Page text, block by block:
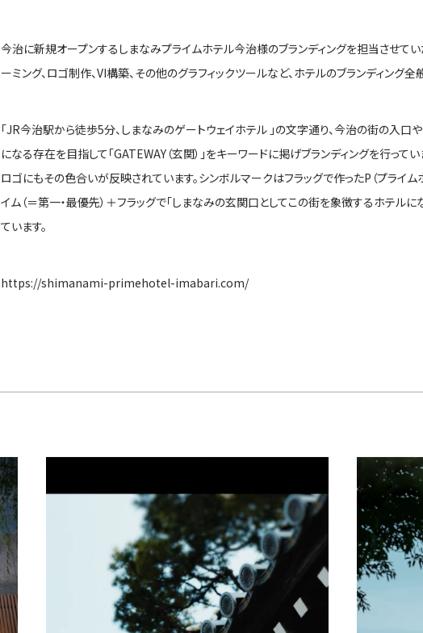
今治に新規オープンするしまなみプライムホテル今治様のブランディングを担当させてい
ーミング、ロゴ制作、VI構築、その他のグラフィックツールなど、ホテルのブランディング全
「JR今治駅から徒歩5分、しまなみのゲートウェイホテル 」の文字通り、今治の街の入口
になる存在を目指して「GATEWAY（玄関）」をキーワードに掲げブランディングを行ってい
ロゴにもその色合いが反映されています。シンボルマークはフラッグで作ったP（プライム
イム（＝第一・最優先）＋フラッグで「しまなみの玄関口としてこの街を象徴するホテル
ています。
https://shimanami-primehotel-imabari.com/